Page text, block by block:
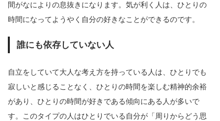
間がなによりの息抜きになります。気が利く人は、ひとりの
時間になってようやく自分の好きなことができるのです。
誰にも依存していない人
自立をしていて大人な考え方を持っている人は、ひとりでも
寂しいと感じることなく、ひとりの時間を楽しむ精神的余裕
があり、ひとりの時間が好きである傾向にある人が多いで
す。このタイプの人はひとりでいる自分が「周りからどう思